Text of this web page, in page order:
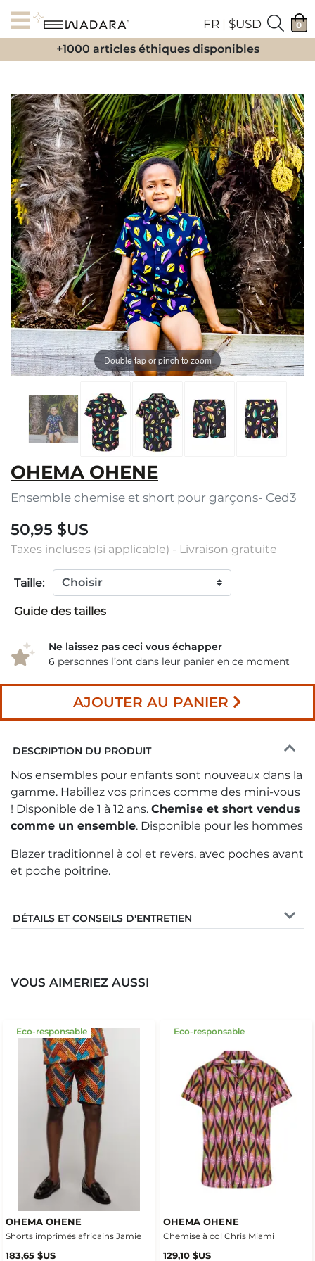
FR | $USD 0
+1000 articles éthiques disponibles
Double tap or pinch to zoom
OHEMA OHENE
Ensemble chemise et short pour garçons- Ced3
50,95 $US
Taxes incluses (si applicable) - Livraison gratuite
Taille:
Guide des tailles
Ne laissez pas ceci vous échapper
6 personnes l’ont dans leur panier en ce moment
AJOUTER AU PANIER
DESCRIPTION DU PRODUIT
Nos ensembles pour enfants sont nouveaux dans la
gamme. Habillez vos princes comme des mini-vous
! Disponible de 1 à 12 ans. Chemise et short vendus
comme un ensemble. Disponible pour les hommes
Blazer traditionnel à col et revers, avec poches avant
et poche poitrine.
DÉTAILS ET CONSEILS D'ENTRETIEN
VOUS AIMERIEZ AUSSI
Eco-responsable
OHEMA OHENE
Shorts imprimés africains Jamie
183,65 $US
Eco-responsable
OHEMA OHENE
Chemise à col Chris Miami
129,10 $US